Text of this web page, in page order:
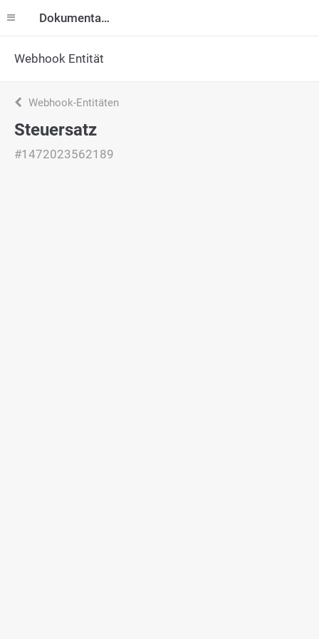
Dokumentation
Webhook Entität
Webhook-Entitäten
Steuersatz
#1472023562189